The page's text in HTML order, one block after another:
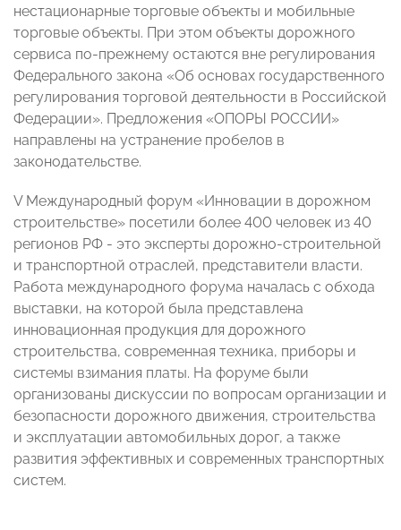
нестационарные торговые объекты и мобильные
торговые объекты. При этом объекты дорожного
сервиса по-прежнему остаются вне регулирования
Федерального закона «Об основах государственного
регулирования торговой деятельности в Российской
Федерации». Предложения «ОПОРЫ РОССИИ»
направлены на устранение пробелов в
законодательстве.
V Международный форум «Инновации в дорожном
строительстве» посетили более 400 человек из 40
регионов РФ - это эксперты дорожно-строительной
и транспортной отраслей, представители власти.
Работа международного форума началась с обхода
выставки, на которой была представлена
инновационная продукция для дорожного
строительства, современная техника, приборы и
системы взимания платы. На форуме были
организованы дискуссии по вопросам организации и
безопасности дорожного движения, строительства
и эксплуатации автомобильных дорог, а также
развития эффективных и современных транспортных
систем.